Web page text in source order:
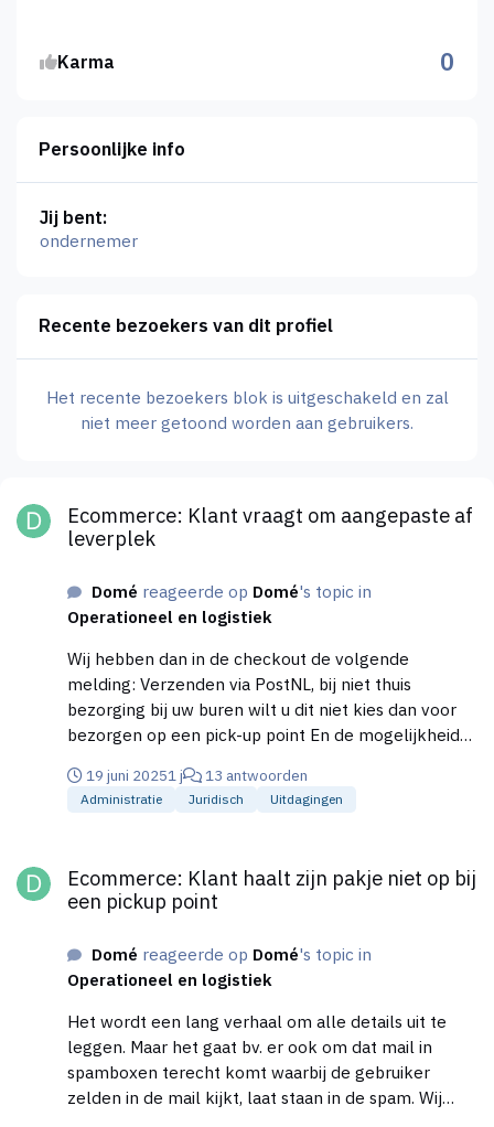
Karma 0
Persoonlijke info
Jij bent:
ondernemer
Recente bezoekers van dit profiel
Het recente bezoekers blok is uitgeschakeld en zal
niet meer getoond worden aan gebruikers.
Ecommerce: Klant vraagt om aangepaste af
leverplek
Domé reageerde op Domé's topic in
Operationeel en logistiek
Wij hebben dan in de checkout de volgende
melding: Verzenden via PostNL, bij niet thuis
bezorging bij uw buren wilt u dit niet kies dan voor
bezorgen op een pick-up point En de mogelijkheid
opmerking niet bij de buren leveren en geen pick-up
point gegeven sturen we de klant een mail met de
misschien eens 25% terug met een pick-up point.
Allen overige opmerkingen doen we helemaal niets
vermelden. Bizar genoeg krijgen we toch heel vaak
verzoeken.
19 juni 20251 j 13 antwoorden
Administratie Juridisch Uitdagingen
Ecommerce: Klant haalt zijn pakje niet op bij
een pickup point
Domé reageerde op Domé's topic in
Operationeel en logistiek
Het wordt een lang verhaal om alle details uit te
leggen. Maar het gaat bv. er ook om dat mail in
spamboxen terecht komt waarbij de gebruiker
zelden in de mail kijkt, laat staan in de spam. Wij